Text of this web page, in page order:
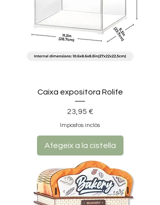
Caixa expositora Rolife
Preu
23,95 €
Impostos inclòs
Afegeix a la cistella